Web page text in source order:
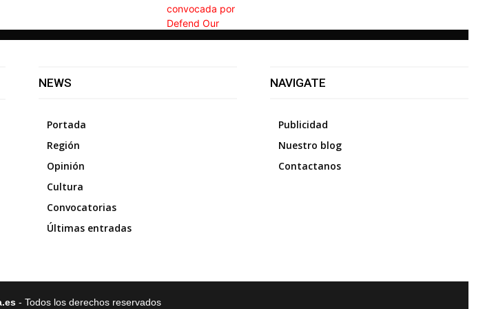
NEWS
Portada
Región
Opinión
Cultura
Convocatorias
Últimas entradas
NAVIGATE
Publicidad
Nuestro blog
Contactanos
- Todos los derechos reservados